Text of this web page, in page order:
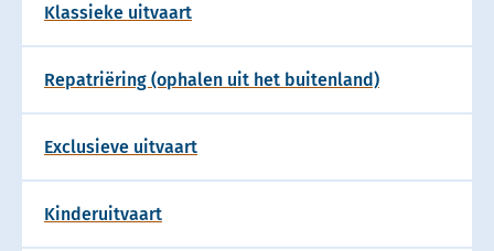
Klassieke uitvaart
Repatriëring (ophalen uit het buitenland)
Exclusieve uitvaart
Kinderuitvaart